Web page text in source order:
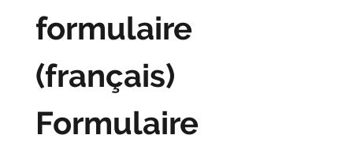
formulaire
(français)
Formulaire